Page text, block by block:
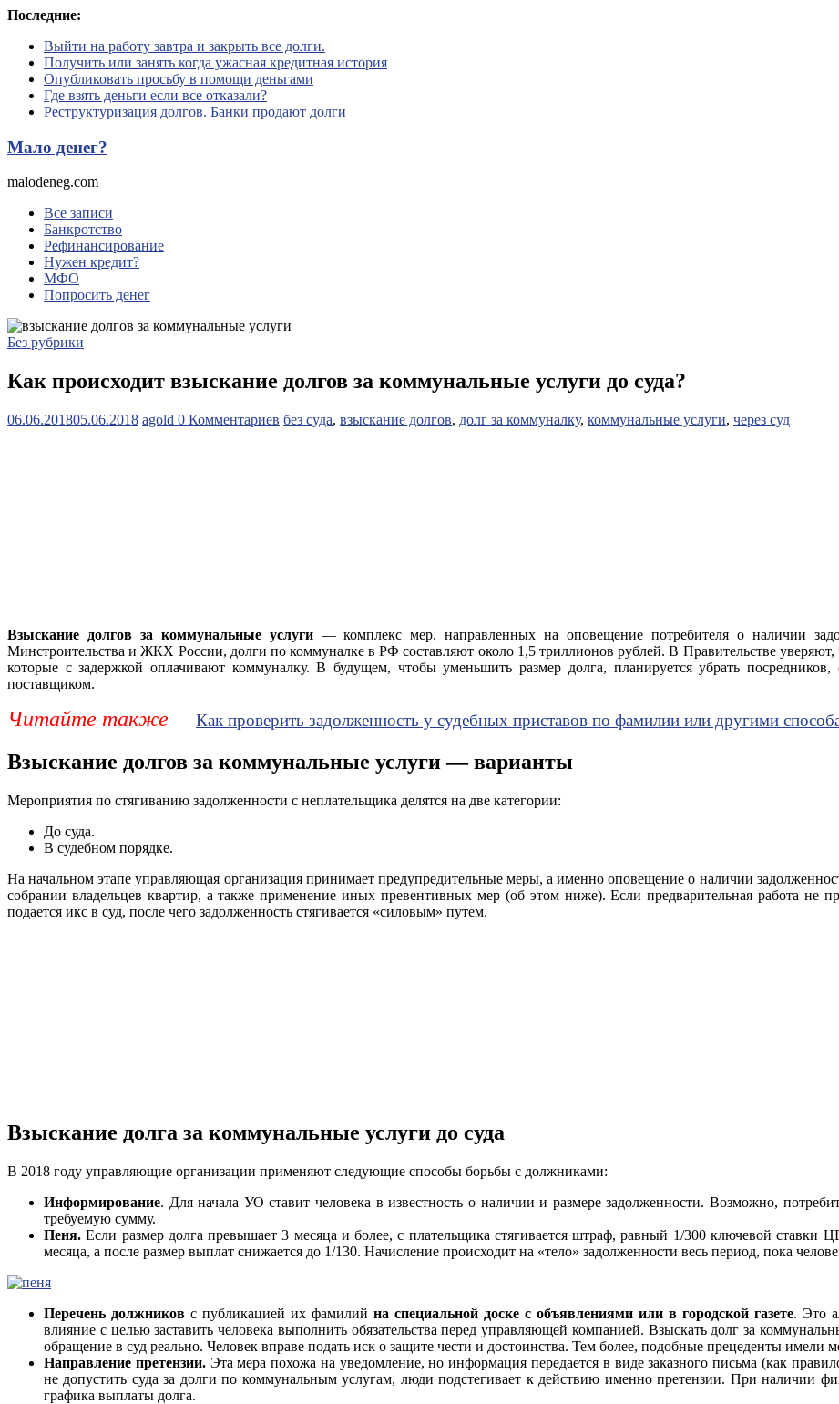
Перейти
содержимому
Последние:
Выйти на работу завтра и закрыть все долги.
Получить или занять когда ужасная кредитная история
Опубликовать просьбу в помощи деньгами
Где взять деньги если все отказали?
Реструктуризация долгов. Банки продают долги
Мало денег?
malodeneg.com
Все записи
Банкротство
Рефинансирование
Нужен кредит?
МФО
Попросить денег
Без рубрики
Как происходит взыскание долгов за коммунальные услуги до суда?
06.06.201805.06.2018 agold 0 Комментариев без суда, взыскание долгов, долг за коммуналку, коммунальные услуги, через суд
Взыскание долгов за коммунальные услуги— комплекс мер, направленных на оповещение потребителя о наличии
Минстроительства и ЖКХ России, долги по коммуналке в РФ составляют около 1,5 триллионов рублей. В Правительстве
которые с задержкой оплачивают коммуналку. В будущем, чтобы уменьшить размер долга, планируется убрать
поставщиком.
Читайте также—Как проверить задолженность у судебных приставов по фамилии или другими
Взыскание долгов за коммунальные услуги — варианты
Мероприятия по стягиванию задолженности с неплательщика делятся на две категории:
До суда.
В судебном порядке.
На начальном этапе управляющая организация принимает предупредительные меры, а именно оповещение о наличии
собрании владельцев квартир, а также применение иных превентивных мер (об этом ниже). Если предварительная работа не
подается икс в суд, после чего задолженность стягивается «силовым» путем.
Взыскание долга за коммунальные услуги до суда
В 2018 году управляющие организации применяют следующие способы борьбы с должниками:
Информирование. Для начала УО ставит человека в известность о наличии и размере задолженности. Возможно,
требуемую сумму.
Пеня. Если размер долга превышает 3 месяца и более, с плательщика стягивается штраф, равный 1/300 ключевой
месяца, а после размер выплат снижается до 1/130. Начисление происходит на «тело» задолженности весь период, пока
Перечень должников с публикацией их фамилий на специальной доске с объявлениями или в городской газете. Это
влияние с целью заставить человека выполнить обязательства перед управляющей компанией. Взыскать долг за
обращение в суд реально. Человек вправе подать иск о защите чести и достоинства. Тем более, подобные прецеденты имели
Направление претензии.Эта мера похожа на уведомление, но информация передается в виде заказного письма (как
не допустить суда за долги по коммунальным услугам, люди подстегивает к действию именно претензии. При наличии
графика выплаты долга.